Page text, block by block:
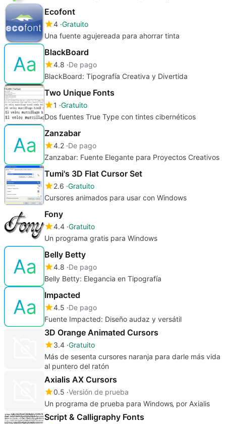
Ecofont
4 Gratuito
Una fuente agujereada para ahorrar tinta
BlackBoard
4.8 De pago
BlackBoard: Tipografía Creativa y Divertida
Two Unique Fonts
1 Gratuito
Dos fuentes True Type con tintes cibernéticos
Zanzabar
4.2 De pago
Zanzabar: Fuente Elegante para Proyectos Creativos
Tumi's 3D Flat Cursor Set
2.6 Gratuito
Cursores animados para usar con Windows
Fony
4.4 Gratuito
Un programa gratis para Windows
Belly Betty
4.8 De pago
Belly Betty: Elegancia en Tipografía
Impacted
4.5 De pago
Fuente Impacted: Diseño audaz y versátil
3D Orange Animated Cursors
3.4 Gratuito
Más de sesenta cursores naranja para darle más vida
al puntero del ratón
Axialis AX Cursors
0.5 Versión de prueba
Un programa de prueba para Windows‚ por Axialis
Script & Calligraphy Fonts